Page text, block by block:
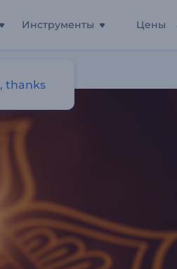
Инструменты Цены
thanks